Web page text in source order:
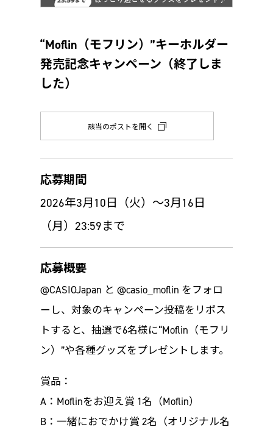
“Moflin（モフリン）”キーホルダー
発売記念キャンペーン（終了しま
した）
該当のポストを開く
応募期間
2026年3月10日（火）～3月16日
（月）23:59まで
応募概要
@CASIOJapan と @casio_moflin をフォロ
ーし、対象のキャンペーン投稿をリポス
トすると、抽選で6名様に“Moflin（モフリ
ン）”や各種グッズをプレゼントします。
賞品：
A：Moflinをお迎え賞 1名（Moflin）
B：一緒におでかけ賞 2名（オリジナル名